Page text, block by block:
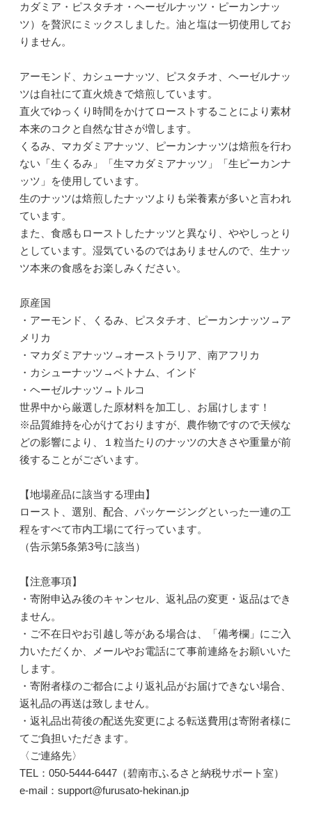
カダミア・ピスタチオ・ヘーゼルナッツ・ピーカンナッ
ツ）を贅沢にミックスしました。油と塩は一切使用してお
りません。
アーモンド、カシューナッツ、ピスタチオ、ヘーゼルナッ
ツは自社にて直火焼きで焙煎しています。
直火でゆっくり時間をかけてローストすることにより素材
本来のコクと自然な甘さが増します。
くるみ、マカダミアナッツ、ピーカンナッツは焙煎を行わ
ない「生くるみ」「生マカダミアナッツ」「生ピーカンナ
ッツ」を使用しています。
生のナッツは焙煎したナッツよりも栄養素が多いと言われ
ています。
また、食感もローストしたナッツと異なり、ややしっとり
としています。湿気ているのではありませんので、生ナッ
ツ本来の食感をお楽しみください。
原産国
・アーモンド、くるみ、ピスタチオ、ピーカンナッツ→ア
メリカ
・マカダミアナッツ→オーストラリア、南アフリカ
・カシューナッツ→ベトナム、インド
・ヘーゼルナッツ→トルコ
世界中から厳選した原材料を加工し、お届けします！
※品質維持を心がけておりますが、農作物ですので天候な
どの影響により、１粒当たりのナッツの大きさや重量が前
後することがございます。
【地場産品に該当する理由】
ロースト、選別、配合、パッケージングといった一連の工
程をすべて市内工場にて行っています。
（告示第5条第3号に該当）
【注意事項】
・寄附申込み後のキャンセル、返礼品の変更・返品はでき
ません。
・ご不在日やお引越し等がある場合は、「備考欄」にご入
力いただくか、メールやお電話にて事前連絡をお願いいた
します。
・寄附者様のご都合により返礼品がお届けできない場合、
返礼品の再送は致しません。
・返礼品出荷後の配送先変更による転送費用は寄附者様に
てご負担いただきます。
〈ご連絡先〉
TEL：050-5444-6447（碧南市ふるさと納税サポート室）
e-mail：support@furusato-hekinan.jp